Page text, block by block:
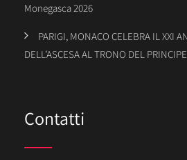
Monegasca 2026
PARIGI, MONACO CELEBRA IL XXI
DELL’ASCESA AL TRONO DEL
Contatti